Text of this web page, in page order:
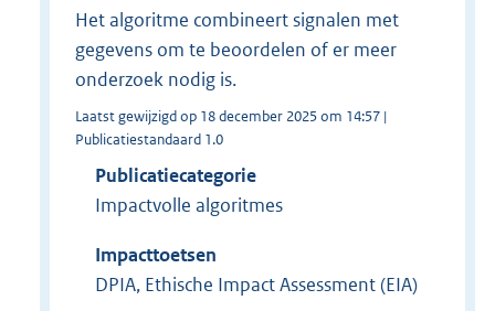
Het algoritme combineert signalen met
gegevens om te beoordelen of er meer
onderzoek nodig is.
Laatst gewijzigd op 18 december 2025 om 14:57 |
Publicatiestandaard 1.0
Publicatiecategorie
Impactvolle algoritmes
Impacttoetsen
DPIA, Ethische Impact Assessment (EIA)